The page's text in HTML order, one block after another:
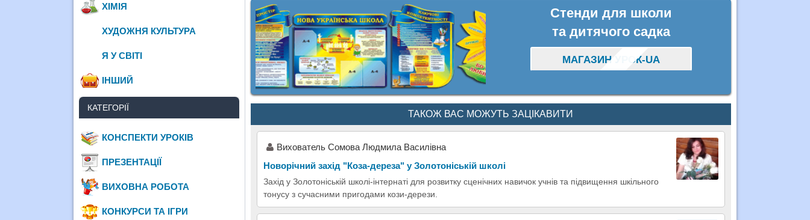
Стенди для школи
та дитячого садка
МАГАЗИН УРОК-UA
ТАКОЖ ВАС МОЖУТЬ ЗАЦІКАВИТИ
Вихователь Сомова Людмила Василівна
Новорічний захід "Коза-дереза" у Золотоніській школі
Захід у Золотоніській школі-інтернаті для розвитку сценічних навичок учнів та підвищення шкільного
тонусу з сучасними пригодами кози-дерези.
ХІМІЯ
ХУДОЖНЯ КУЛЬТУРА
Я У СВІТІ
ІНШИЙ
КАТЕГОРІЇ
КОНСПЕКТИ УРОКІВ
ПРЕЗЕНТАЦІЇ
ВИХОВНА РОБОТА
КОНКУРСИ ТА ІГРИ